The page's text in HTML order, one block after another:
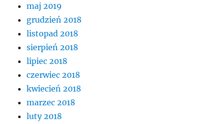
maj 2019
grudzień 2018
listopad 2018
sierpień 2018
lipiec 2018
czerwiec 2018
kwiecień 2018
marzec 2018
luty 2018